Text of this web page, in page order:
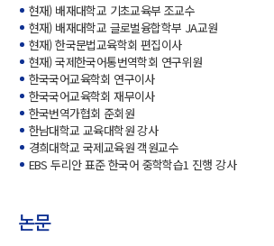
현재) 배재대학교 기초교육부 조교수
현재) 배재대학교 글로벌융합학부 JA교원
현재) 한국문법교육학회 편집이사
현재) 국제한국어통번역학회 연구위원
한국국어교육학회 연구이사
한국국어교육학회 재무이사
한국번역가협회 준회원
한남대학교 교육대학원 강사
경희대학교 국제교육원 객원교수
EBS 두리안 표준 한국어 중학학습1 진행 강사
논문